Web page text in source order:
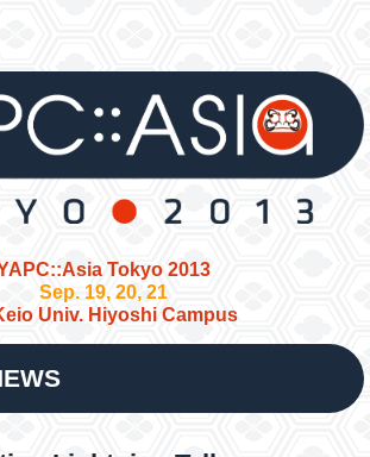
Tokyo 2013
Sep. 19, 20, 21
Univ. Hiyoshi Campus